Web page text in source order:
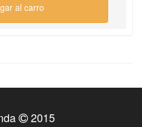
al carro
2015